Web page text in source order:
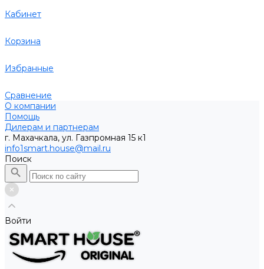
Кабинет
Корзина
Избранные
Сравнение
О компании
Помощь
Дилерам и партнерам
г. Махачкала, ул. Газпромная 15 к1
info1smart.house@mail.ru
Поиск
Войти